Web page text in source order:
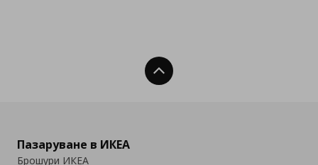
Нагоре
Пазаруване в ИКЕА
Брошури ИКЕА